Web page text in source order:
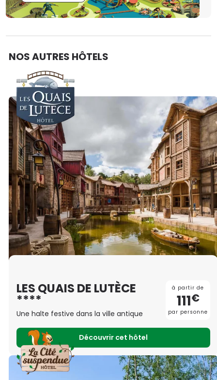
NOS AUTRES HÔTELS
LES QUAIS DE LUTÈCE
****
Une halte festive dans la ville antique
à partir de
111€
par personne
Découvrir cet hôtel